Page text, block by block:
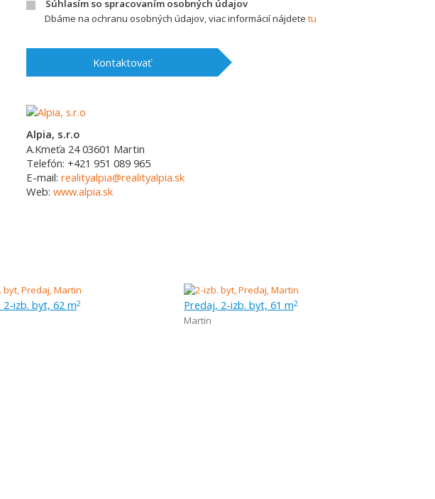
Súhlasím so spracovaním osobných údajov
Dbáme na ochranu osobných údajov, viac informácií nájdete tu
Kontaktovať
Alpia, s.r.o
A.Kmeťa 24 03601 Martin
Telefón: +421 951 089 965
E-mail: realityalpia@realityalpia.sk
Web: www.alpia.sk
2-izb. byt, 62 m2 Predaj, 2-izb. byt, 61 m2
Martin